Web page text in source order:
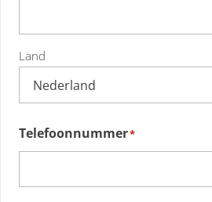
Land
Telefoonnummer*